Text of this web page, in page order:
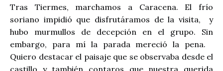
Tras Tiermes, marchamos a Caracena. El frío
soriano impidió que disfrutáramos de la visita, y
hubo murmullos de decepción en el grupo. Sin
embargo, para mí la parada mereció la pena.
Quiero destacar el paisaje que se observaba desde el
castillo y también contaros que nuestra querida